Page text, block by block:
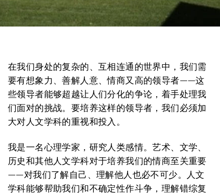
在我们身处的复杂的、互相连通的世界中，我们需
要有想象力、善解人意、情商又高的领导者——这
些领导者能够超越让人们分化的争论，着手处理我
们面对的挑战。要培养这样的领导者，我们必须加
大对人文学科的重视和投入。
我是一名心理学家，研究人类感情。艺术、文学、
历史和其他人文学科对于培养我们的情商至关重要
——对我们了解自己、理解他人也必不可少。人文
学科能够帮助我们和不确定性作斗争，理解错综复